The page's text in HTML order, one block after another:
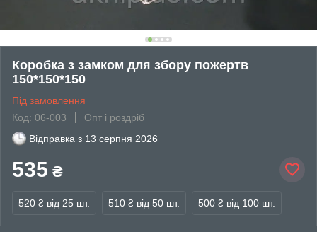
Коробка з замком для збору пожертв
150*150*150
Під замовлення
Код: 06-003
Опт і роздріб
Відправка з 13 серпня 2026
535 ₴
520 ₴ від 25 шт. 510 ₴ від 50 шт. 500 ₴ від 100 шт.